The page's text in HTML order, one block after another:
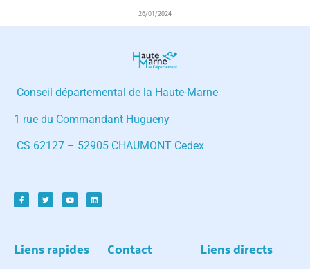
26/01/2024
Conseil départemental de la Haute-Marne
1 rue du Commandant Hugueny
CS 62127 – 52905 CHAUMONT Cedex
Liens rapides Contact Liens directs